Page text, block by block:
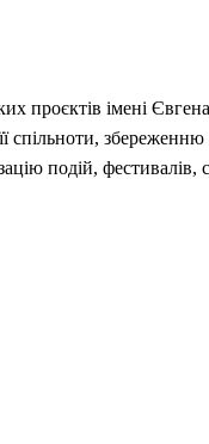
проєктів імені
збереженню
подій, фестивалів,